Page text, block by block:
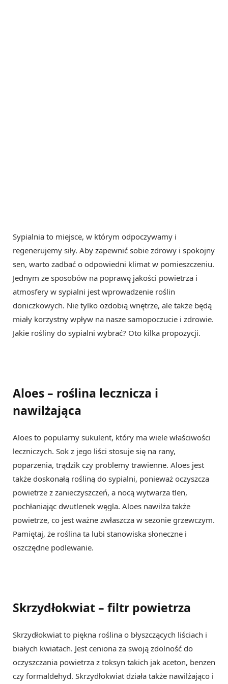
Sypialnia to miejsce, w którym odpoczywamy i
regenerujemy siły. Aby zapewnić sobie zdrowy i spokojny
sen, warto zadbać o odpowiedni klimat w pomieszczeniu.
Jednym ze sposobów na poprawę jakości powietrza i
atmosfery w sypialni jest wprowadzenie roślin
doniczkowych. Nie tylko ozdobią wnętrze, ale także będą
miały korzystny wpływ na nasze samopoczucie i zdrowie.
Jakie rośliny do sypialni wybrać? Oto kilka propozycji.
Aloes – roślina lecznicza i
nawilżająca
Aloes to popularny sukulent, który ma wiele właściwości
leczniczych. Sok z jego liści stosuje się na rany,
poparzenia, trądzik czy problemy trawienne. Aloes jest
także doskonałą rośliną do sypialni, ponieważ oczyszcza
powietrze z zanieczyszczeń, a nocą wytwarza tlen,
pochłaniając dwutlenek węgla. Aloes nawilża także
powietrze, co jest ważne zwłaszcza w sezonie grzewczym.
Pamiętaj, że roślina ta lubi stanowiska słoneczne i
oszczędne podlewanie.
Skrzydłokwiat – filtr powietrza
Skrzydłokwiat to piękna roślina o błyszczących liściach i
białych kwiatach. Jest ceniona za swoją zdolność do
oczyszczania powietrza z toksyn takich jak aceton, benzen
czy formaldehyd. Skrzydłokwiat działa także nawilżająco i